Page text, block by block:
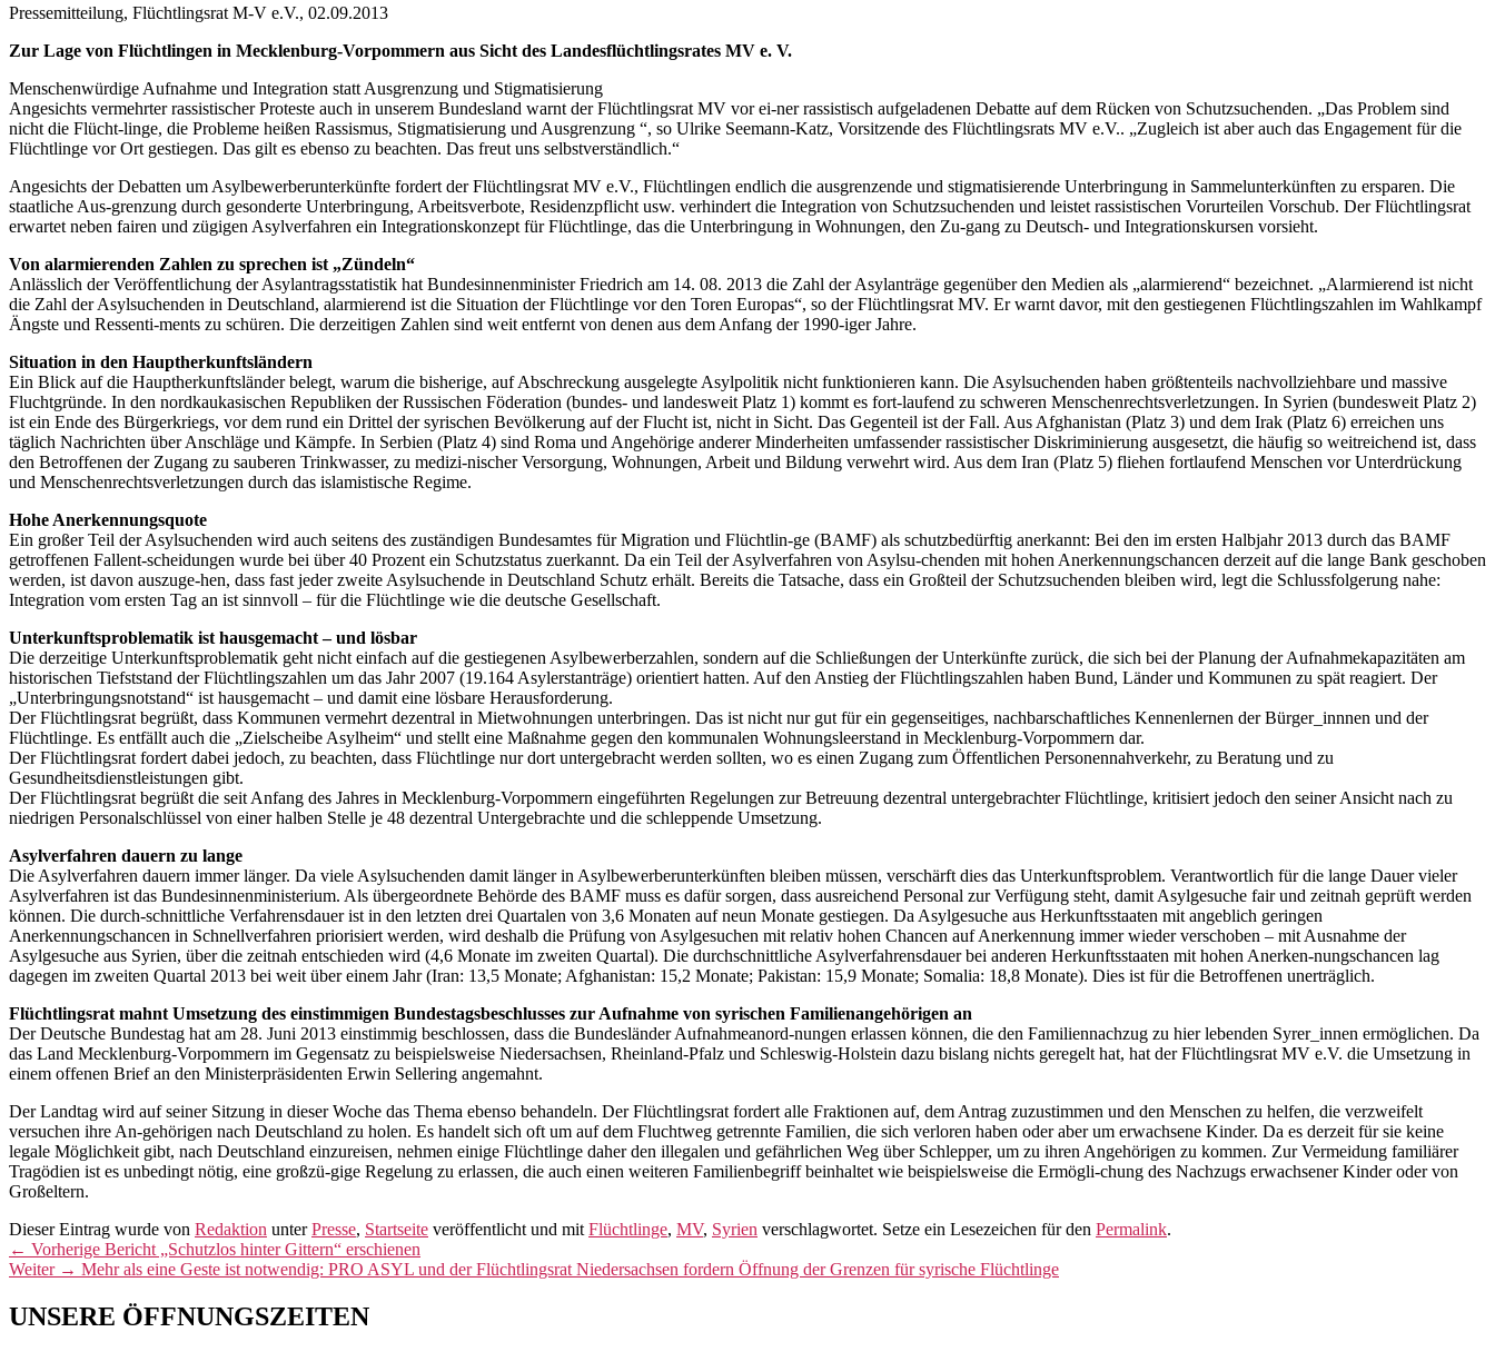
Pressemitteilung, Flüchtlingsrat M-V e.V., 02.09.2013
Zur Lage von Flüchtlingen in Mecklenburg-Vorpommern aus Sicht des Landesflüchtlingsrates MV e. V.
Menschenwürdige Aufnahme und Integration statt Ausgrenzung und Stigmatisierung
Angesichts vermehrter rassistischer Proteste auch in unserem Bundesland warnt der Flüchtlingsrat MV vor ei-ner rassistisch aufgeladenen Debatte auf dem Rücken von Schutzsuchenden. „Das Problem sind
nicht die Flücht-linge, die Probleme heißen Rassismus, Stigmatisierung und Ausgrenzung “, so Ulrike Seemann-Katz, Vorsitzende des Flüchtlingsrats MV e.V.. „Zugleich ist aber auch das Engagement für die
Flüchtlinge vor Ort gestiegen. Das gilt es ebenso zu beachten. Das freut uns selbstverständlich.“
Angesichts der Debatten um Asylbewerberunterkünfte fordert der Flüchtlingsrat MV e.V., Flüchtlingen endlich die ausgrenzende und stigmatisierende Unterbringung in Sammelunterkünften zu ersparen. Die
staatliche Aus-grenzung durch gesonderte Unterbringung, Arbeitsverbote, Residenzpflicht usw. verhindert die Integration von Schutzsuchenden und leistet rassistischen Vorurteilen Vorschub. Der Flüchtlingsrat
erwartet neben fairen und zügigen Asylverfahren ein Integrationskonzept für Flüchtlinge, das die Unterbringung in Wohnungen, den Zu-gang zu Deutsch- und Integrationskursen vorsieht.
Von alarmierenden Zahlen zu sprechen ist „Zündeln“
Anlässlich der Veröffentlichung der Asylantragsstatistik hat Bundesinnenminister Friedrich am 14. 08. 2013 die Zahl der Asylanträge gegenüber den Medien als „alarmierend“ bezeichnet. „Alarmierend ist nicht
die Zahl der Asylsuchenden in Deutschland, alarmierend ist die Situation der Flüchtlinge vor den Toren Europas“, so der Flüchtlingsrat MV. Er warnt davor, mit den gestiegenen Flüchtlingszahlen im Wahlkampf
Ängste und Ressenti-ments zu schüren. Die derzeitigen Zahlen sind weit entfernt von denen aus dem Anfang der 1990-iger Jahre.
Situation in den Hauptherkunftsländern
Ein Blick auf die Hauptherkunftsländer belegt, warum die bisherige, auf Abschreckung ausgelegte Asylpolitik nicht funktionieren kann. Die Asylsuchenden haben größtenteils nachvollziehbare und massive
Fluchtgründe. In den nordkaukasischen Republiken der Russischen Föderation (bundes- und landesweit Platz 1) kommt es fort-laufend zu schweren Menschenrechtsverletzungen. In Syrien (bundesweit Platz 2)
ist ein Ende des Bürgerkriegs, vor dem rund ein Drittel der syrischen Bevölkerung auf der Flucht ist, nicht in Sicht. Das Gegenteil ist der Fall. Aus Afghanistan (Platz 3) und dem Irak (Platz 6) erreichen uns
täglich Nachrichten über Anschläge und Kämpfe. In Serbien (Platz 4) sind Roma und Angehörige anderer Minderheiten umfassender rassistischer Diskriminierung ausgesetzt, die häufig so weitreichend ist, dass
den Betroffenen der Zugang zu sauberen Trinkwasser, zu medizi-nischer Versorgung, Wohnungen, Arbeit und Bildung verwehrt wird. Aus dem Iran (Platz 5) fliehen fortlaufend Menschen vor Unterdrückung
und Menschenrechtsverletzungen durch das islamistische Regime.
Hohe Anerkennungsquote
Ein großer Teil der Asylsuchenden wird auch seitens des zuständigen Bundesamtes für Migration und Flüchtlin-ge (BAMF) als schutzbedürftig anerkannt: Bei den im ersten Halbjahr 2013 durch das BAMF
getroffenen Fallent-scheidungen wurde bei über 40 Prozent ein Schutzstatus zuerkannt. Da ein Teil der Asylverfahren von Asylsu-chenden mit hohen Anerkennungschancen derzeit auf die lange Bank geschoben
werden, ist davon auszuge-hen, dass fast jeder zweite Asylsuchende in Deutschland Schutz erhält. Bereits die Tatsache, dass ein Großteil der Schutzsuchenden bleiben wird, legt die Schlussfolgerung nahe:
Integration vom ersten Tag an ist sinnvoll – für die Flüchtlinge wie die deutsche Gesellschaft.
Unterkunftsproblematik ist hausgemacht – und lösbar
Die derzeitige Unterkunftsproblematik geht nicht einfach auf die gestiegenen Asylbewerberzahlen, sondern auf die Schließungen der Unterkünfte zurück, die sich bei der Planung der Aufnahmekapazitäten am
historischen Tiefststand der Flüchtlingszahlen um das Jahr 2007 (19.164 Asylerstanträge) orientiert hatten. Auf den Anstieg der Flüchtlingszahlen haben Bund, Länder und Kommunen zu spät reagiert. Der
„Unterbringungsnotstand“ ist hausgemacht – und damit eine lösbare Herausforderung.
Der Flüchtlingsrat begrüßt, dass Kommunen vermehrt dezentral in Mietwohnungen unterbringen. Das ist nicht nur gut für ein gegenseitiges, nachbarschaftliches Kennenlernen der Bürger_innnen und der
Flüchtlinge. Es entfällt auch die „Zielscheibe Asylheim“ und stellt eine Maßnahme gegen den kommunalen Wohnungsleerstand in Mecklenburg-Vorpommern dar.
Der Flüchtlingsrat fordert dabei jedoch, zu beachten, dass Flüchtlinge nur dort untergebracht werden sollten, wo es einen Zugang zum Öffentlichen Personennahverkehr, zu Beratung und zu
Gesundheitsdienstleistungen gibt.
Der Flüchtlingsrat begrüßt die seit Anfang des Jahres in Mecklenburg-Vorpommern eingeführten Regelungen zur Betreuung dezentral untergebrachter Flüchtlinge, kritisiert jedoch den seiner Ansicht nach zu
niedrigen Personalschlüssel von einer halben Stelle je 48 dezentral Untergebrachte und die schleppende Umsetzung.
Asylverfahren dauern zu lange
Die Asylverfahren dauern immer länger. Da viele Asylsuchenden damit länger in Asylbewerberunterkünften bleiben müssen, verschärft dies das Unterkunftsproblem. Verantwortlich für die lange Dauer vieler
Asylverfahren ist das Bundesinnenministerium. Als übergeordnete Behörde des BAMF muss es dafür sorgen, dass ausreichend Personal zur Verfügung steht, damit Asylgesuche fair und zeitnah geprüft werden
können. Die durch-schnittliche Verfahrensdauer ist in den letzten drei Quartalen von 3,6 Monaten auf neun Monate gestiegen. Da Asylgesuche aus Herkunftsstaaten mit angeblich geringen
Anerkennungschancen in Schnellverfahren priorisiert werden, wird deshalb die Prüfung von Asylgesuchen mit relativ hohen Chancen auf Anerkennung immer wieder verschoben – mit Ausnahme der
Asylgesuche aus Syrien, über die zeitnah entschieden wird (4,6 Monate im zweiten Quartal). Die durchschnittliche Asylverfahrensdauer bei anderen Herkunftsstaaten mit hohen Anerken-nungschancen lag
dagegen im zweiten Quartal 2013 bei weit über einem Jahr (Iran: 13,5 Monate; Afghanistan: 15,2 Monate; Pakistan: 15,9 Monate; Somalia: 18,8 Monate). Dies ist für die Betroffenen unerträglich.
Flüchtlingsrat mahnt Umsetzung des einstimmigen Bundestagsbeschlusses zur Aufnahme von syrischen Familienangehörigen an
Der Deutsche Bundestag hat am 28. Juni 2013 einstimmig beschlossen, dass die Bundesländer Aufnahmeanord-nungen erlassen können, die den Familiennachzug zu hier lebenden Syrer_innen ermöglichen. Da
das Land Mecklenburg-Vorpommern im Gegensatz zu beispielsweise Niedersachsen, Rheinland-Pfalz und Schleswig-Holstein dazu bislang nichts geregelt hat, hat der Flüchtlingsrat MV e.V. die Umsetzung in
einem offenen Brief an den Ministerpräsidenten Erwin Sellering angemahnt.
Der Landtag wird auf seiner Sitzung in dieser Woche das Thema ebenso behandeln. Der Flüchtlingsrat fordert alle Fraktionen auf, dem Antrag zuzustimmen und den Menschen zu helfen, die verzweifelt
versuchen ihre An-gehörigen nach Deutschland zu holen. Es handelt sich oft um auf dem Fluchtweg getrennte Familien, die sich verloren haben oder aber um erwachsene Kinder. Da es derzeit für sie keine
legale Möglichkeit gibt, nach Deutschland einzureisen, nehmen einige Flüchtlinge daher den illegalen und gefährlichen Weg über Schlepper, um zu ihren Angehörigen zu kommen. Zur Vermeidung familiärer
Tragödien ist es unbedingt nötig, eine großzü-gige Regelung zu erlassen, die auch einen weiteren Familienbegriff beinhaltet wie beispielsweise die Ermögli-chung des Nachzugs erwachsener Kinder oder von
Großeltern.
Dieser Eintrag wurde von Redaktion unterPresse, Startseite veröffentlicht und mit Flüchtlinge, MV, Syrien verschlagwortet. Setze ein Lesezeichen für den Permalink.
Beitragsnavigation
← Vorherige Vorheriger
Beitrag:
Bericht „Schutzlos hinter Gittern“ erschienen
Weiter → Nächster
Mehr als eine Geste ist notwendig: PRO ASYL und der Flüchtlingsrat Niedersachsen fordern Öffnung der Grenzen für syrische Flüchtlinge
Primärer
UNSERE ÖFFNUNGSZEITEN